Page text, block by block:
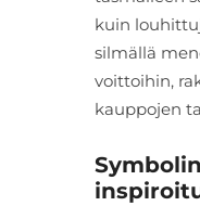
kuin
silmällä
voittoihin,
kauppojen